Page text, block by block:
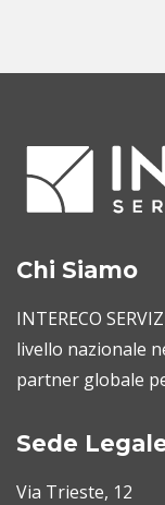
Chi Siamo
INTERECO
livello nazionale
partner globale
Sede
Via Trieste, 12